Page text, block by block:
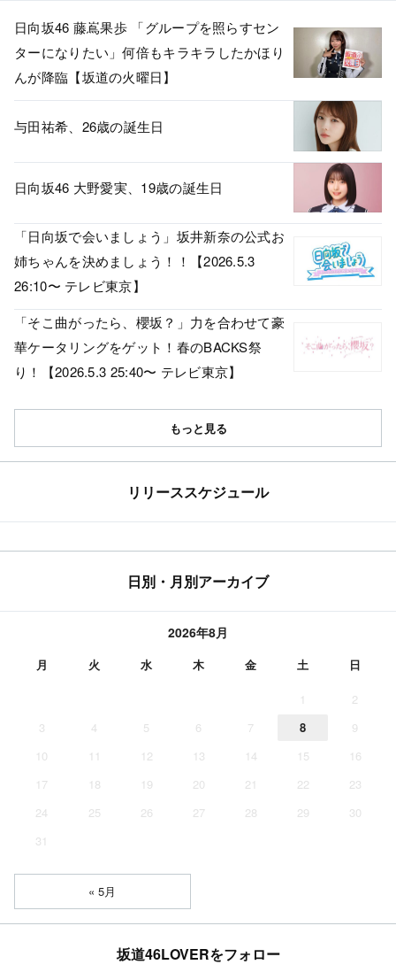
日向坂46 藤嶌果歩 「グループを照らすセン
ターになりたい」何倍もキラキラしたかほり
んが降臨【坂道の火曜日】
与田祐希、26歳の誕生日
日向坂46 大野愛実、19歳の誕生日
「日向坂で会いましょう」坂井新奈の公式お
姉ちゃんを決めましょう！！【2026.5.3
26:10〜 テレビ東京】
「そこ曲がったら、櫻坂？」力を合わせて豪
華ケータリングをゲット！春のBACKS祭
り！【2026.5.3 25:40〜 テレビ東京】
もっと見る
リリーススケジュール
日別・月別アーカイブ
2026年8月
月 火 水 木 金 土 日
1
2
3
4 5 6 7 8
9
10
11 12 13 14 15
16
17
18 19 20 21 22
23
24
25 26 27 28 29
30
31
« 5月
坂道46LOVERをフォロー